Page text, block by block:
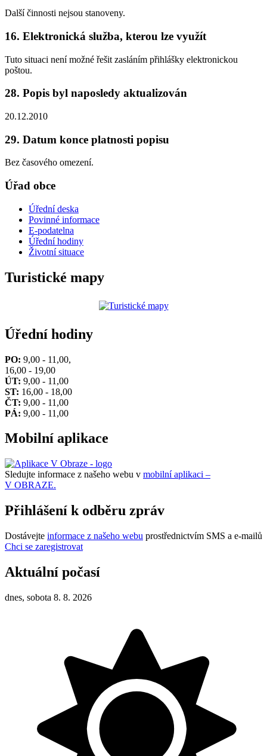
Další činnosti nejsou stanoveny.
16. Elektronická služba, kterou lze využít
Tuto situaci není možné řešit zasláním přihlášky elektronickou
poštou.
28. Popis byl naposledy aktualizován
20.12.2010
29. Datum konce platnosti popisu
Bez časového omezení.
Úřad obce
Úřední deska
Povinné informace
E-podatelna
Úřední hodiny
Životní situace
Turistické mapy
Úřední hodiny
PO: 9,00 - 11,00,
16,00 - 19,00
ÚT: 9,00 - 11,00
ST: 16,00 - 18,00
ČT: 9,00 - 11,00
PÁ: 9,00 - 11,00
Mobilní aplikace
Sledujte informace z našeho webu v mobilní aplikaci –
V OBRAZE.
Přihlášení k odběru zpráv
Dostávejte informace z našeho webu prostřednictvím SMS a e-mailů
Chci se zaregistrovat
Aktuální počasí
dnes, sobota 8. 8. 2026